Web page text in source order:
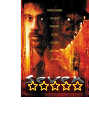
Beauty